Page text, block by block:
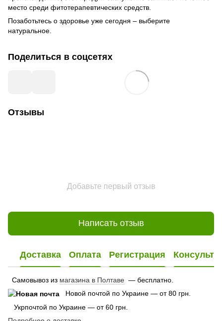
место среди фитотерапевтических средств.
Позаботьтесь о здоровье уже сегодня – выберите
натуральное.
Поделиться в соцсетях
Отзывы
Добавьте первый отзыв
Написать отзыв
Доставка Оплата Регистрация
Самовывоз из магазина в Полтаве — бесплатно.
Новой почтой по Украине — от 80 грн.
Укрпочтой по Украине — от 60 грн.